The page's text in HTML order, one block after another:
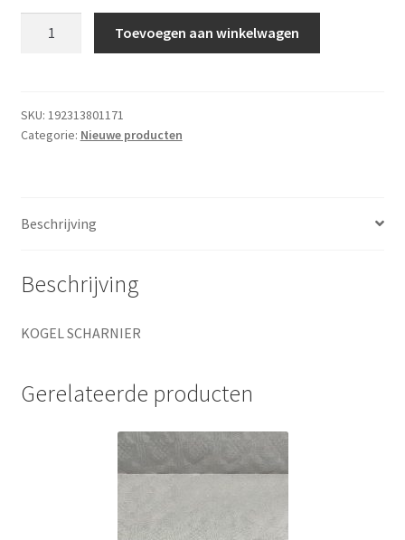
Toevoegen aan winkelwagen
SKU: 192313801171
Categorie: Nieuwe producten
Beschrijving
Beschrijving
KOGEL SCHARNIER
Gerelateerde producten